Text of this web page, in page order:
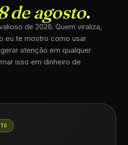
de agosto.
de 2026. Quem viraliza,
eu te mostro como usar
atenção em qualquer
isso em dinheiro de